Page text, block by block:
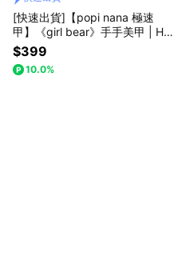
[快速出貨]【popi nana 極速
甲】《girl bear》手手美甲 | HN
-441 (盒裝 / 每款24片)
$399
10.0%